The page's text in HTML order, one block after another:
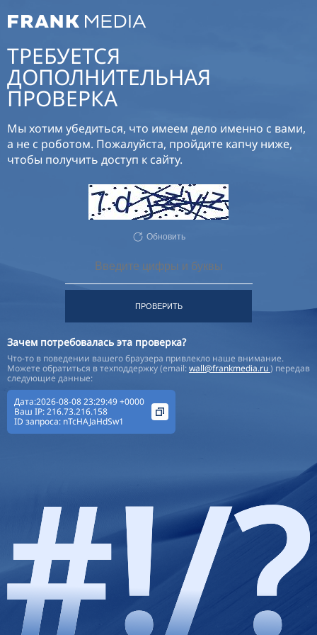
ТРЕБУЕТСЯ
ДОПОЛНИТЕЛЬНАЯ
ПРОВЕРКА
Мы хотим убедиться, что имеем дело именно с вами,
а не с роботом. Пожалуйста, пройдите капчу ниже,
чтобы получить доступ к сайту.
Обновить
ПРОВЕРИТЬ
Зачем потребовалась эта проверка?
Что-то в поведении вашего браузера привлекло наше внимание.
Можете обратиться в техподдержку (email:wall@frankmedia.ru) передав
следующие данные:
Дата:2026-08-08 23:29:49 +0000
Ваш IP:216.73.216.158
ID запроса: nTcHAJaHdSw1